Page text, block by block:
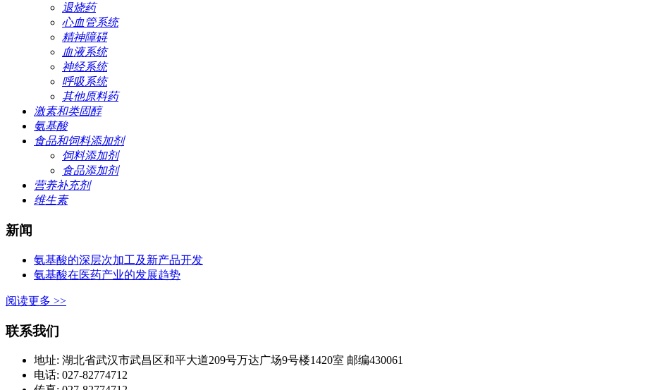
退烧药
心血管系统
精神障碍
血液系统
神经系统
呼吸系统
其他原料药
激素和类固醇
氨基酸
食品和饲料添加剂
饲料添加剂
食品添加剂
营养补充剂
维生素
新闻
氨基酸的深层次加工及新产品开发
氨基酸在医药产业的发展趋势
阅读更多 >>
联系我们
地址: 湖北省武汉市武昌区和平大道209号万达广场9号楼1420室 邮编430061
电话: 027-82774712